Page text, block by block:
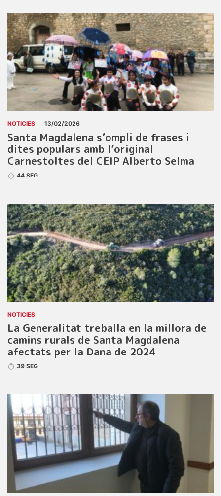
NOTICIES 13/02/2026
Santa Magdalena s’ompli de frases i
dites populars amb l’original
Carnestoltes del CEIP Alberto Selma
44 SEG
NOTICIES
La Generalitat treballa en la millora de
camins rurals de Santa Magdalena
afectats per la Dana de 2024
39 SEG